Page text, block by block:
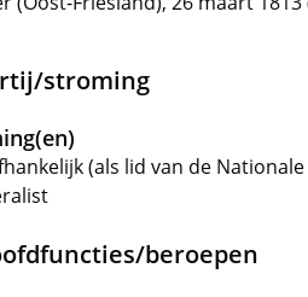
stroming
(als lid van de
beroepen